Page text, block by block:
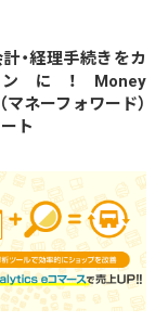
・経理手続きをカ
に！Money
マネーフォワード）
ト